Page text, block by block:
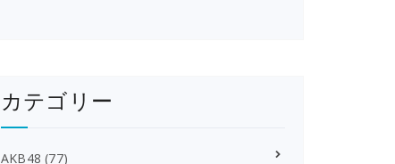
カテゴリー
AKB48 (77)